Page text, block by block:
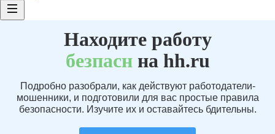
Находите работу
безпаснна hh.ru
Подробно разобрали, как действуют работодатели-
мошенники, и подготовили для вас простые правила
безопасности. Изучите их и оставайтесь бдительны.